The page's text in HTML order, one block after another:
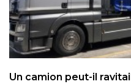
Un camion peut-il